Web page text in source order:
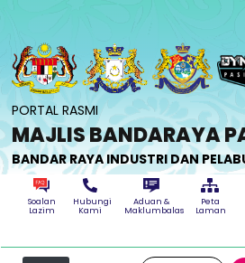
PORTAL RASMI
MAJLIS BANDARAYA
BANDAR RAYA INDUSTRI DAN
Soalan
Lazim
Hubungi
Kami
Aduan &
Maklumbalas
Peta
Laman